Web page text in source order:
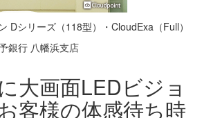
Dシリーズ（118型）・CloudExa（Full）
銀行 八幡浜支店
大画面LEDビジョ
客様の体感待ち時